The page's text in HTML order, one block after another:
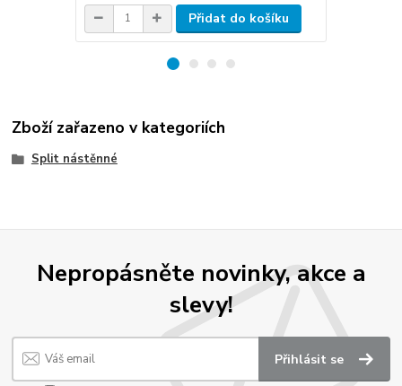
Přidat do košíku
Zboží zařazeno v kategoriích
Split nástěnné
Nepropásněte novinky, akce a
slevy!
Přihlásit se